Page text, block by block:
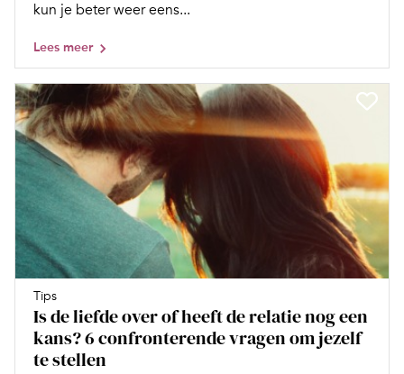
kun je beter weer eens...
Lees meer
Tips
Is de liefde over of heeft de relatie nog een
kans? 6 confronterende vragen om jezelf
te stellen